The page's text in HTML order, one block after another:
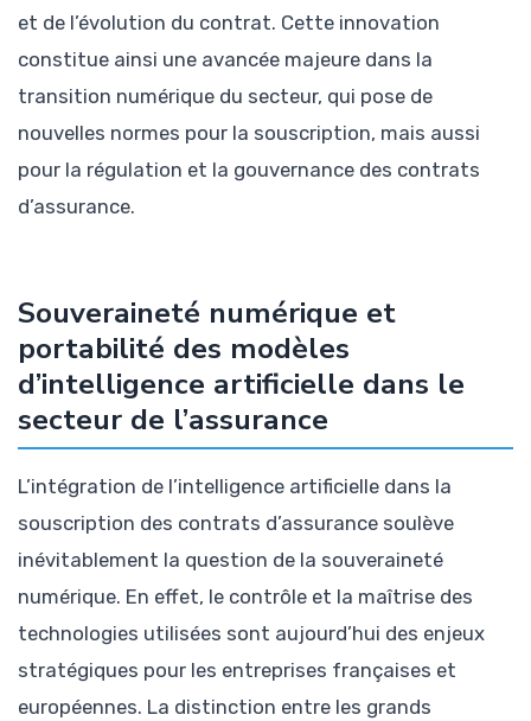
et de l’évolution du contrat. Cette innovation
constitue ainsi une avancée majeure dans la
transition numérique du secteur, qui pose de
nouvelles normes pour la souscription, mais aussi
pour la régulation et la gouvernance des contrats
d’assurance.
Souveraineté numérique et
portabilité des modèles
d’intelligence artificielle dans le
secteur de l’assurance
L’intégration de l’intelligence artificielle dans la
souscription des contrats d’assurance soulève
inévitablement la question de la souveraineté
numérique. En effet, le contrôle et la maîtrise des
technologies utilisées sont aujourd’hui des enjeux
stratégiques pour les entreprises françaises et
européennes. La distinction entre les grands